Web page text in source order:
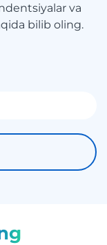
va
bilib oling.